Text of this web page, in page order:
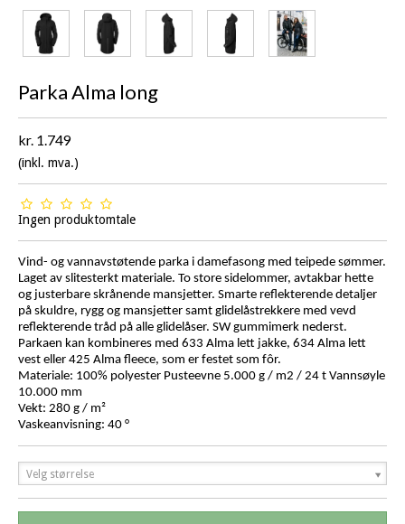
Parka Alma long
kr. 1.749
(inkl. mva.)
Ingen produktomtale
Vind- og vannavstøtende parka i damefasong med teipede sømmer.
Laget av slitesterkt materiale. To store sidelommer, avtakbar hette
og justerbare skrånende mansjetter. Smarte reflekterende detaljer
på skuldre, rygg og mansjetter samt glidelåstrekkere med vevd
reflekterende tråd på alle glidelåser. SW gummimerk nederst.
Parkaen kan kombineres med 633 Alma lett jakke, 634 Alma lett
vest eller 425 Alma fleece, som er festet som fôr.
Materiale: 100% polyester Pusteevne 5.000 g / m2 / 24 t Vannsøyle
10.000 mm
Vekt: 280 g / m²
Vaskeanvisning: 40 °
Velg størrelse